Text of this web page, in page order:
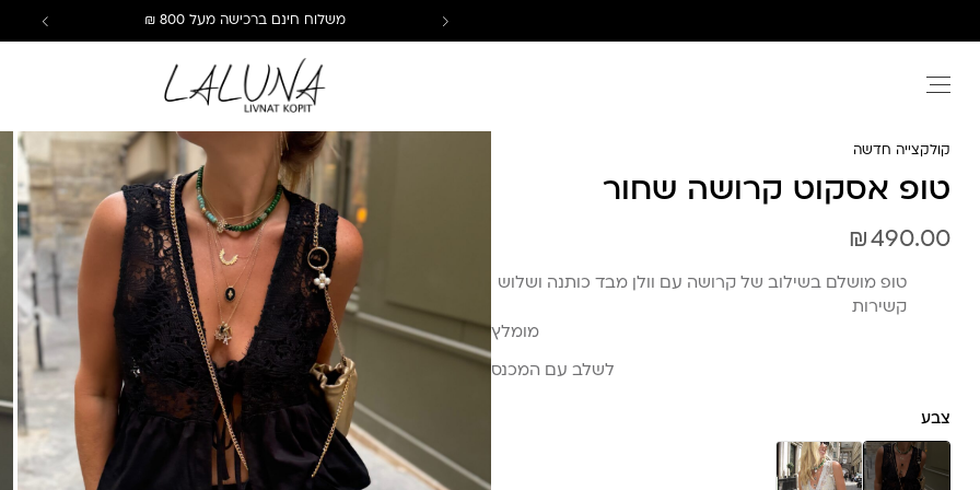
משלוח חינם ברכישה מעל 800 ₪
קולקצייה חדשה
טופ אסקוט קרושה שחור
₪490.00
טופ מושלם בשילוב של קרושה עם וולן מבד כותנה ושלוש
קשירות
מומלץ
לשלב עם המכנס
צבע